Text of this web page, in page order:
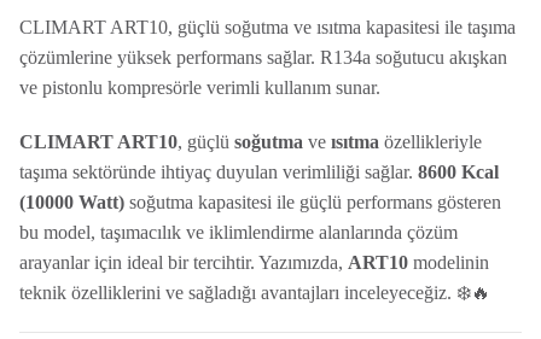
CLIMART ART10, güçlü soğutma ve ısıtma kapasitesi ile taşıma
çözümlerine yüksek performans sağlar. R134a soğutucu akışkan
ve pistonlu kompresörle verimli kullanım sunar.
CLIMART ART10, güçlü soğutma ve ısıtma özellikleriyle
taşıma sektöründe ihtiyaç duyulan verimliliği sağlar. 8600 Kcal
(10000 Watt)soğutma kapasitesi ile güçlü performans gösteren
bu model, taşımacılık ve iklimlendirme alanlarında çözüm
arayanlar için ideal bir tercihtir. Yazımızda, ART10modelinin
teknik özelliklerini ve sağladığı avantajları inceleyeceğiz. ❄️🔥